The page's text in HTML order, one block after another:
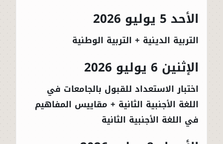
الأحد 5 يوليو 2026
التربية الدينية + التربية الوطنية
الإثنين 6 يوليو 2026
اختبار الاستعداد للقبول بالجامعات في
اللغة الأجنبية الثانية + مقاييس المفاهيم
في اللغة الأجنبية الثانية